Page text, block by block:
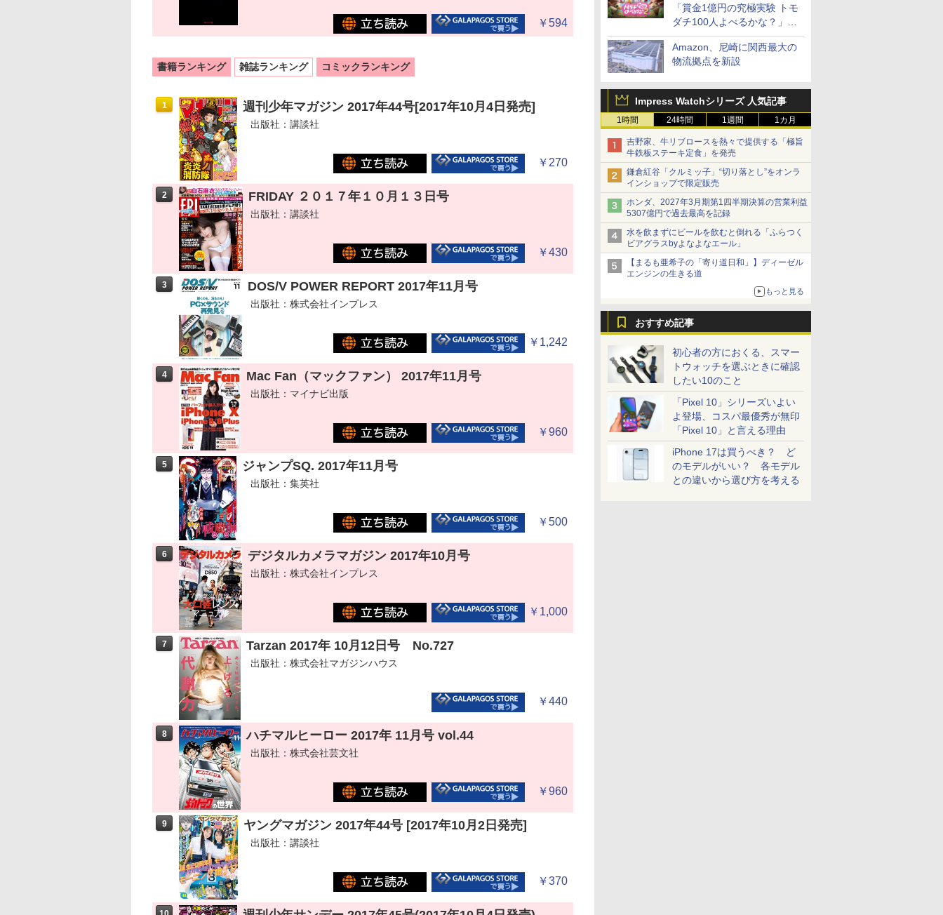
「賞金1億円の究極実験 トモ
ダチ100人よべるかな？」シ
ーズン2の参加者公開
Amazon、尼崎に関西最大の
物流拠点を新設
Impress Watchシリーズ 人気記事
1時間 24時間 1週間 1カ月
吉野家、牛リブロースを熱々で提供する「極旨
牛鉄板ステーキ定食」を発売
鎌倉紅谷「クルミッ子」“切り落とし”をオンラ
インショップで限定販売
ホンダ、2027年3月期第1四半期決算の営業利益
5307億円で過去最高を記録
水を飲まずにビールを飲むと倒れる「ふらつく
ビアグラスbyよなよなエール」
【まるも亜希子の「寄り道日和」】ディーゼル
エンジンの生きる道
もっと見る
おすすめ記事
初心者の方におくる、スマー
トウォッチを選ぶときに確認
したい10のこと
「Pixel 10」シリーズいよい
よ登場、コスパ最優秀が無印
「Pixel 10」と言える理由
iPhone 17は買うべき？ ど
のモデルがいい？ 各モデル
との違いから選び方を考える
￥594
書籍ランキング 雑誌ランキング コミックランキング
1 週刊少年マガジン 2017年44号[2017年10月4日発売]
出版社：講談社
￥270
2 FRIDAY ２０１７年１０月１３日号
出版社：講談社
￥430
3 DOS/V POWER REPORT 2017年11月号
出版社：株式会社インプレス
￥1,242
4 Mac Fan（マックファン） 2017年11月号
出版社：マイナビ出版
￥960
5 ジャンプSQ. 2017年11月号
出版社：集英社
￥500
6 デジタルカメラマガジン 2017年10月号
出版社：株式会社インプレス
￥1,000
7 Tarzan 2017年 10月12日号 No.727
出版社：株式会社マガジンハウス
￥440
8 ハチマルヒーロー 2017年 11月号 vol.44
出版社：株式会社芸文社
￥960
9 ヤングマガジン 2017年44号 [2017年10月2日発売]
出版社：講談社
￥370